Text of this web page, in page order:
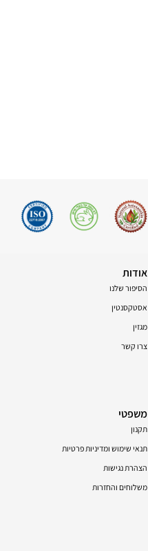
אודות
הסיפור שלנו
אסטקסנטין
מגזין
צרו קשר
משפטי
תקנון
תנאי שימוש ומדיניות פרטיות
הצהרת נגישות
משלוחים והחזרות